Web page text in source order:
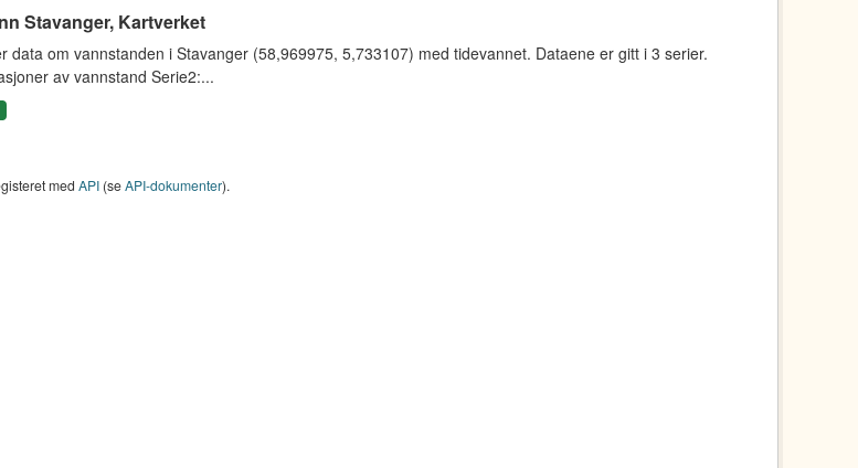
Stavanger, Kartverket
data om vannstanden i Stavanger (58,969975, 5,733107) med tidevannet. Dataene er gitt i 3 serier.
av vannstand Serie2:...
med API(seAPI-dokumenter).